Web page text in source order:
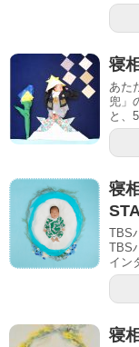
寝
あた
兜」
と、
寝
TBS
TBS
イン
寝